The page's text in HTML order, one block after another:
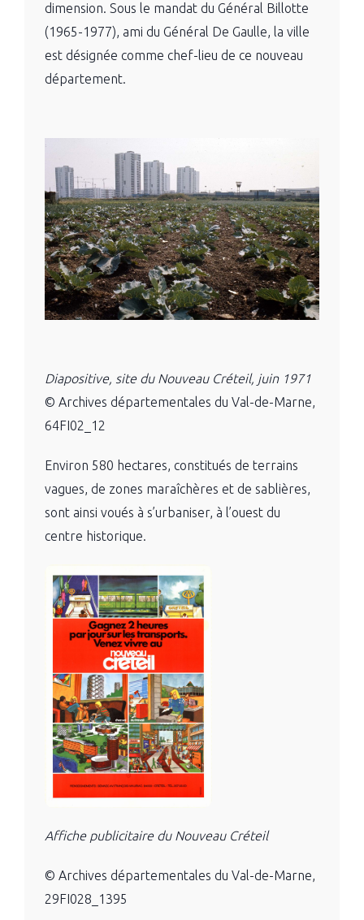
dimension. Sous le mandat du Général Billotte
(1965-1977), ami du Général De Gaulle, la ville
est désignée comme chef-lieu de ce nouveau
département.
Diapositive, site du Nouveau Créteil, juin 1971
© Archives départementales du Val-de-Marne,
64FI02_12
Environ 580 hectares, constitués de terrains
vagues, de zones maraîchères et de sablières,
sont ainsi voués à s’urbaniser, à l’ouest du
centre historique.
Affiche publicitaire du Nouveau Créteil
© Archives départementales du Val-de-Marne,
29FI028_1395